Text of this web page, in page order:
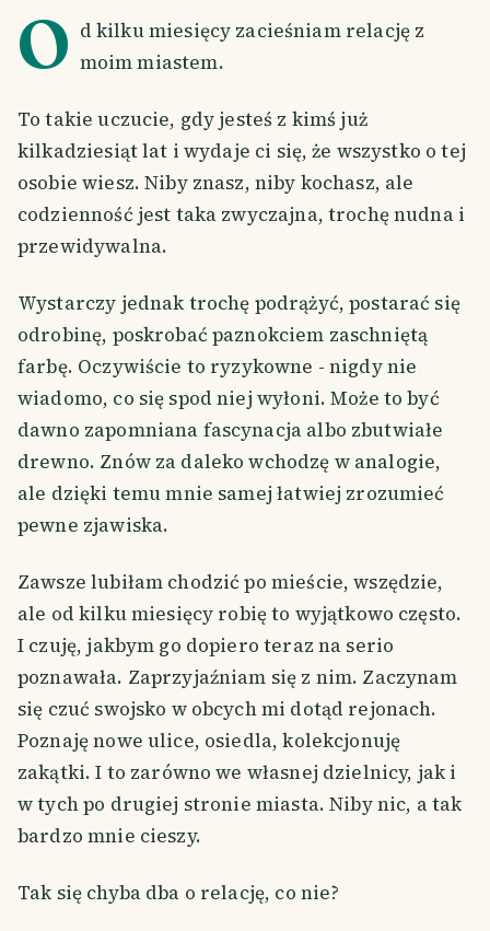
O d kilku miesięcy zacieśniam relację z
moim miastem.
To takie uczucie, gdy jesteś z kimś już
kilkadziesiąt lat i wydaje ci się, że wszystko o tej
osobie wiesz. Niby znasz, niby kochasz, ale
codzienność jest taka zwyczajna, trochę nudna i
przewidywalna.
Wystarczy jednak trochę podrążyć, postarać się
odrobinę, poskrobać paznokciem zaschniętą
farbę. Oczywiście to ryzykowne - nigdy nie
wiadomo, co się spod niej wyłoni. Może to być
dawno zapomniana fascynacja albo zbutwiałe
drewno. Znów za daleko wchodzę w analogie,
ale dzięki temu mnie samej łatwiej zrozumieć
pewne zjawiska.
Zawsze lubiłam chodzić po mieście, wszędzie,
ale od kilku miesięcy robię to wyjątkowo często.
I czuję, jakbym go dopiero teraz na serio
poznawała. Zaprzyjaźniam się z nim. Zaczynam
się czuć swojsko w obcych mi dotąd rejonach.
Poznaję nowe ulice, osiedla, kolekcjonuję
zakątki. I to zarówno we własnej dzielnicy, jak i
w tych po drugiej stronie miasta. Niby nic, a tak
bardzo mnie cieszy.
Tak się chyba dba o relację, co nie?